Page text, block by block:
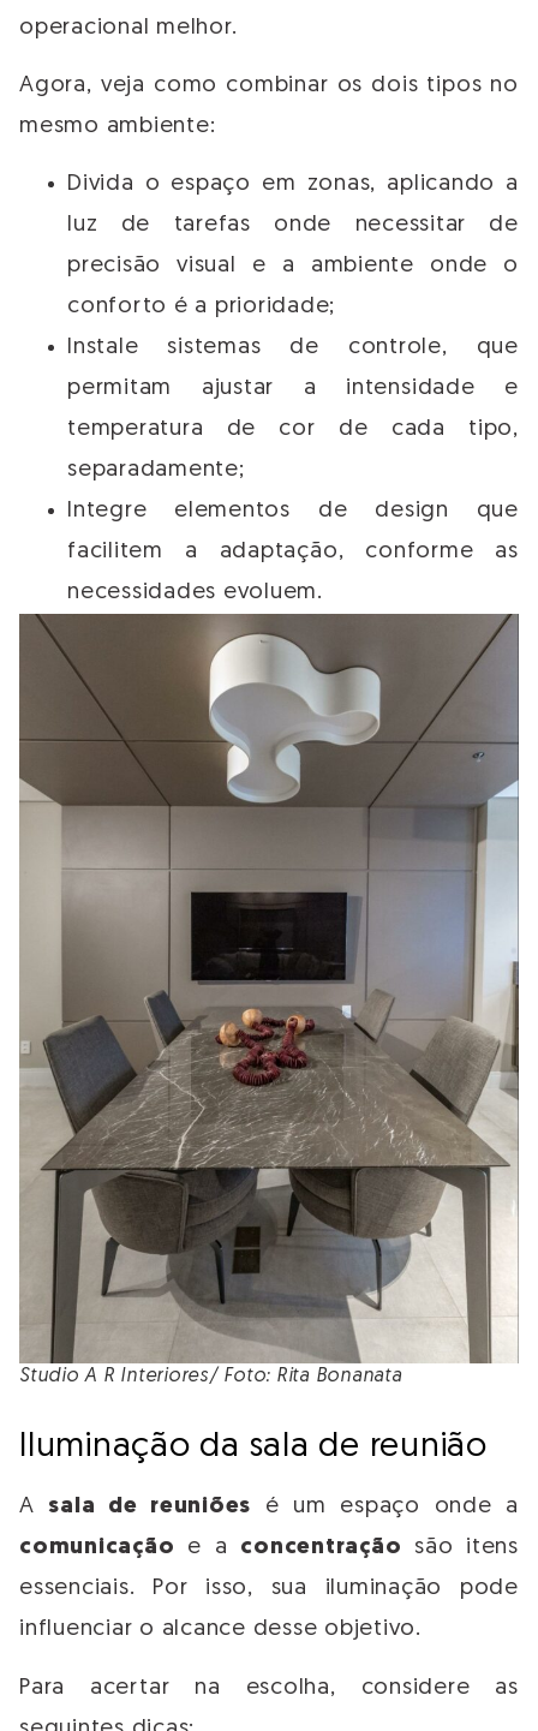
operacional melhor.
Agora, veja como combinar os dois tipos no
mesmo ambiente:
Divida o espaço em zonas, aplicando a
luz de tarefas onde necessitar de
precisão visual e a ambiente onde o
conforto é a prioridade;
Instale sistemas de controle, que
permitam ajustar a intensidade e
temperatura de cor de cada tipo,
separadamente;
Integre elementos de design que
facilitem a adaptação, conforme as
necessidades evoluem.
Studio A R Interiores/ Foto: Rita Bonanata
Iluminação da sala de reunião
A sala de reuniões é um espaço onde a
comunicação e a concentração são itens
essenciais. Por isso, sua iluminação pode
influenciar o alcance desse objetivo.
Para acertar na escolha, considere as